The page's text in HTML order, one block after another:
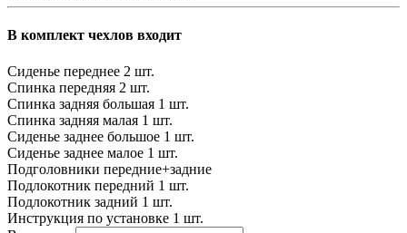
В комплект чехлов входит
Сиденье переднее 2 шт.
Спинка передняя 2 шт.
Спинка задняя большая 1 шт.
Спинка задняя малая 1 шт.
Сиденье заднее большое 1 шт.
Сиденье заднее малое 1 шт.
Подголовники передние+задние
Подлокотник передний 1 шт.
Подлокотник задний 1 шт.
Инструкция по установке 1 шт.